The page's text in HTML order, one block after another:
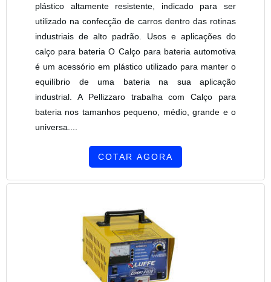
plástico altamente resistente, indicado para ser
utilizado na confecção de carros dentro das rotinas
industriais de alto padrão. Usos e aplicações do
calço para bateria O Calço para bateria automotiva
é um acessório em plástico utilizado para manter o
equilíbrio de uma bateria na sua aplicação
industrial. A Pellizzaro trabalha com Calço para
bateria nos tamanhos pequeno, médio, grande e o
universa....
COTAR AGORA